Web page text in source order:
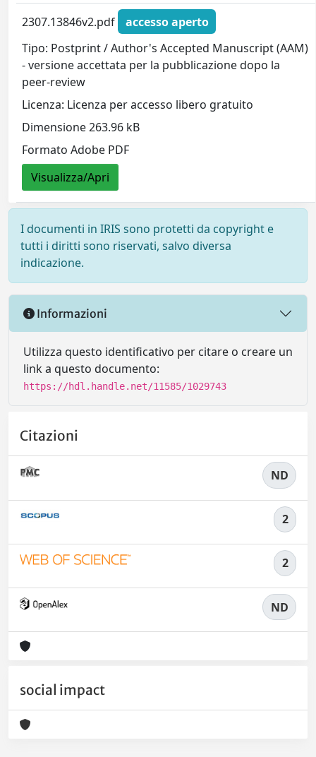
2307.13846v2.pdf
accesso aperto
Tipo: Postprint / Author's Accepted Manuscript (AAM)
- versione accettata per la pubblicazione dopo la
peer-review
Licenza: Licenza per accesso libero gratuito
Dimensione 263.96 kB
Formato Adobe PDF
Visualizza/Apri
I documenti in IRIS sono protetti da copyright e
tutti i diritti sono riservati, salvo diversa
indicazione.
Informazioni
Utilizza questo identificativo per citare o creare un
link a questo documento:
https://hdl.handle.net/11585/1029743
Citazioni
ND
2
2
ND
social impact